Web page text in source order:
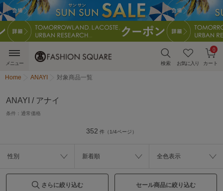
検索 お気に入り カート
0
メニュー
Home ANAYI 対象商品一覧
ANAYI / アナイ
条件： 通常価格
352 件（1/4ページ）
性別 新着順 全色表示
さらに絞り込む セール商品に絞り込む